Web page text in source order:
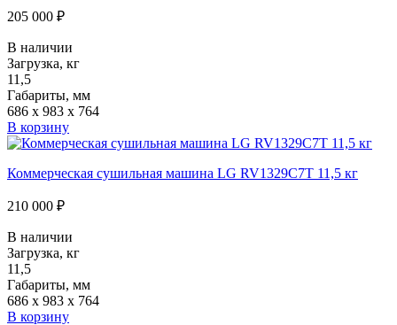
205 000 ₽
В наличии
Загрузка, кг
11,5
Габариты, мм
686 x 983 x 764
В корзину
Коммерческая сушильная машина LG RV1329C7T 11,5 кг
210 000 ₽
В наличии
Загрузка, кг
11,5
Габариты, мм
686 x 983 x 764
В корзину